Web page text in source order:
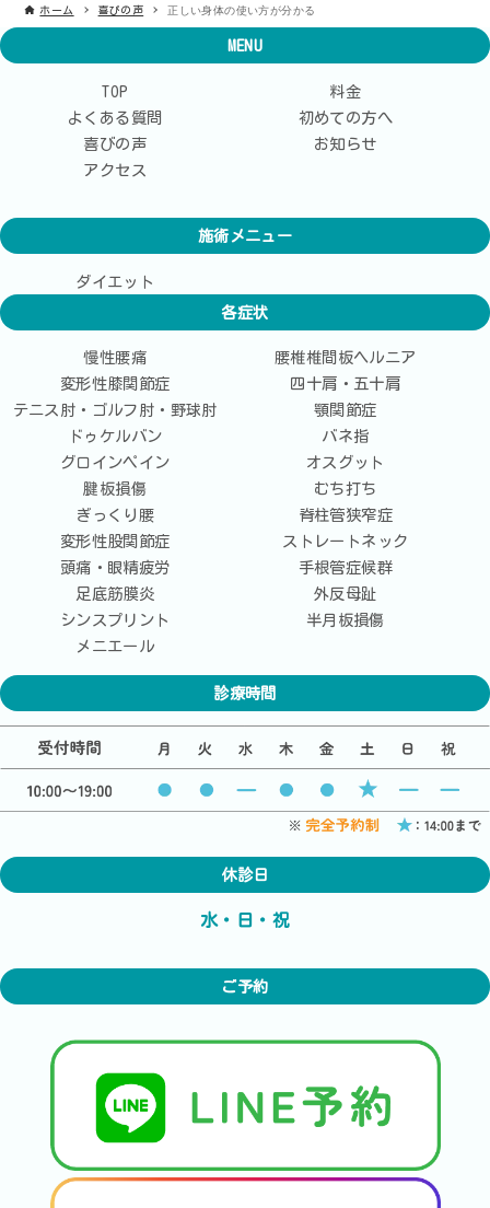
ホーム 喜びの声 正しい身体の使い方が分かる
MENU
TOP
料金
よくある質問
初めての方へ
喜びの声
お知らせ
アクセス
施術メニュー
ダイエット
各症状
慢性腰痛
腰椎椎間板ヘルニア
変形性膝関節症
四十肩・五十肩
テニス肘・ゴルフ肘・野球肘
顎関節症
ドゥケルバン
バネ指
グロインペイン
オスグット
腱板損傷
むち打ち
ぎっくり腰
脊柱管狭窄症
変形性股関節症
ストレートネック
頭痛・眼精疲労
手根管症候群
足底筋膜炎
外反母趾
シンスプリント
半月板損傷
メニエール
診療時間
休診日
水・日・祝
ご予約